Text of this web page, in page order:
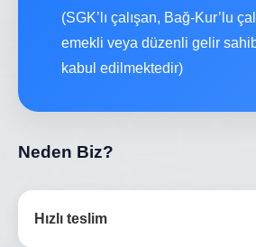
(SGK’lı çalışan, Bağ-Kur’lu
emekli veya düzenli gelir
kabul edilmektedir)
Neden Biz?
Hızlı teslim